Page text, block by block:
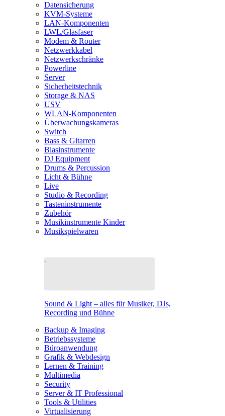
Datensicherung
KVM-Systeme
LAN-Komponenten
LWL/Glasfaser
Modem & Router
Netzwerkkabel
Netzwerkschränke
Powerline
Server
Sicherheitstechnik
Storage & NAS
USV
WLAN-Komponenten
Überwachungskameras
Switch
Bass & Gitarren
Blasinstrumente
DJ Equipment
Drums & Percussion
Licht & Bühne
Live
Studio & Recording
Tasteninstrumente
Zubehör
Musikinstrumente Kinder
Musikspielwaren
Sound & Light – alles für Musiker, DJs,
Recording und Bühne
Backup & Imaging
Betriebssysteme
Büroanwendung
Grafik & Webdesign
Lernen & Training
Multimedia
Security
Server & IT Professional
Tools & Utilities
Virtualisierung